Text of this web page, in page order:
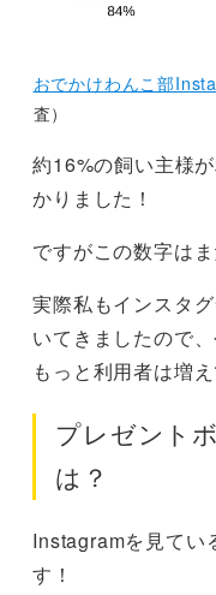
おでかけわんこ部
査）
約16%の飼い主様
かりました！
ですがこの数字は
実際私もインスタ
いてきましたので
もっと利用者は増
プレゼント
は？
Instagramを見てい
す！